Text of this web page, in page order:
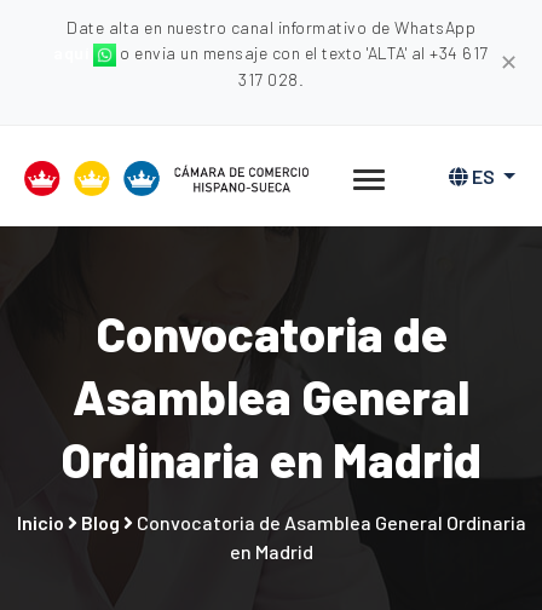
Date alta en nuestro canal informativo de WhatsApp
o envia un mensaje con el texto 'ALTA' al +34 617
317 028.
✕
ES
Convocatoria de
Asamblea General
Ordinaria en Madrid
Inicio Blog
Convocatoria de Asamblea General Ordinaria
en Madrid